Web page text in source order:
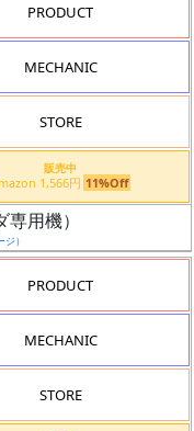
PRODUCT
MECHANIC
STORE
販売中
Amazon 1,566円 11%Off
用機）
ジ）
PRODUCT
MECHANIC
STORE